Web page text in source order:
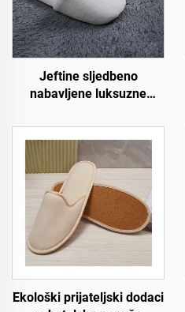
Jeftine sljedbeno
nabavljene luksuzne
spa, uniseks, jednokratne,
meke i udobne papuče za
hotelske sobe
Ekološki prijateljski dodaci